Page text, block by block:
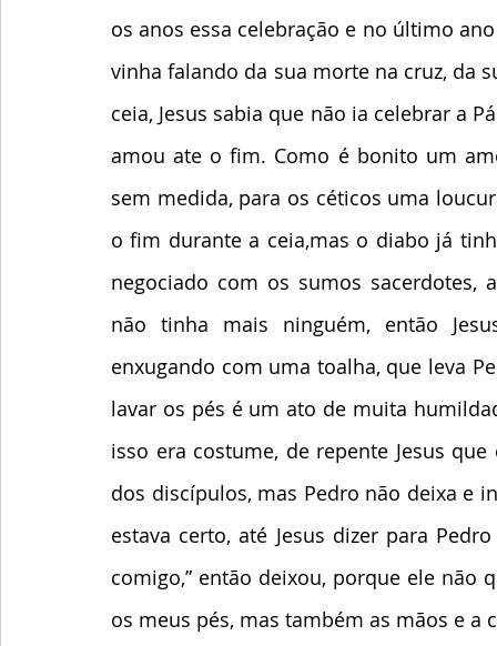
os anos essa celebração e no último
vinha falando da sua morte na cruz, da
ceia, Jesus sabia que não ia celebrar a
amou ate o fim. Como é bonito um
sem medida, para os céticos uma
o fim durante a ceia,mas o diabo já
negociado com os sumos sacerdotes,
não tinha mais ninguém, então
enxugando com uma toalha, que leva
lavar os pés é um ato de muita
isso era costume, de repente Jesus
dos discípulos, mas Pedro não deixa e
estava certo, até Jesus dizer para
comigo,” então deixou, porque ele não
os meus pés, mas também as mãos e a